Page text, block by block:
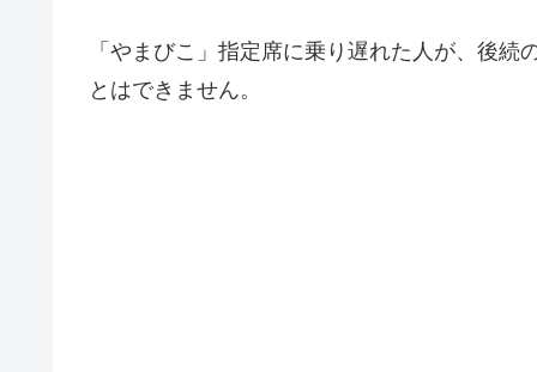
「やまびこ」指定席に乗り遅れた人が、後
とはできません。